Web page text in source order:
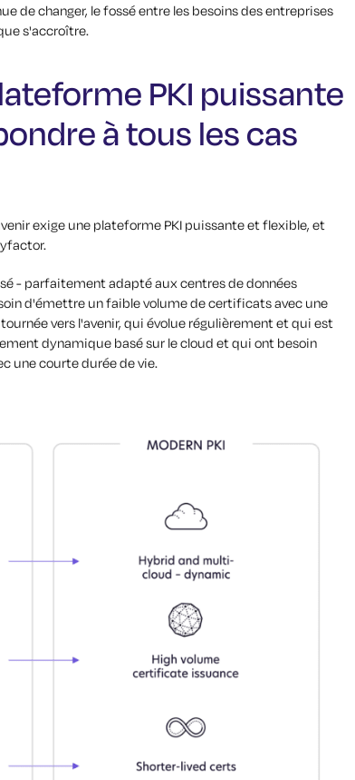
de changer, le fossé entre les besoins des entreprises
s'accroître.
PKI puissante
à tous les cas
exige une plateforme PKI puissante et flexible, et
- parfaitement adapté aux centres de données
d'émettre un faible volume de certificats avec une
vers l'avenir, qui évolue régulièrement et qui est
dynamique basé sur le cloud et qui ont besoin
une courte durée de vie.